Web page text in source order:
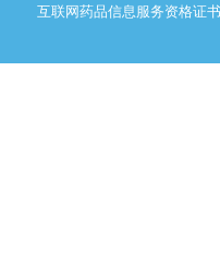
互联网药品信息服务资格证